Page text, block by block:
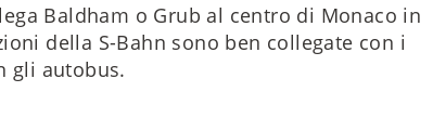
Baldham o Grub al centro di Monaco in
della S-Bahn sono ben collegate con i
gli autobus.